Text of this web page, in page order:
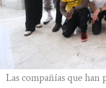
Las compañías que han